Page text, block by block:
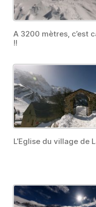
A 3200 mètres, c’est
!!
L’Eglise du village de